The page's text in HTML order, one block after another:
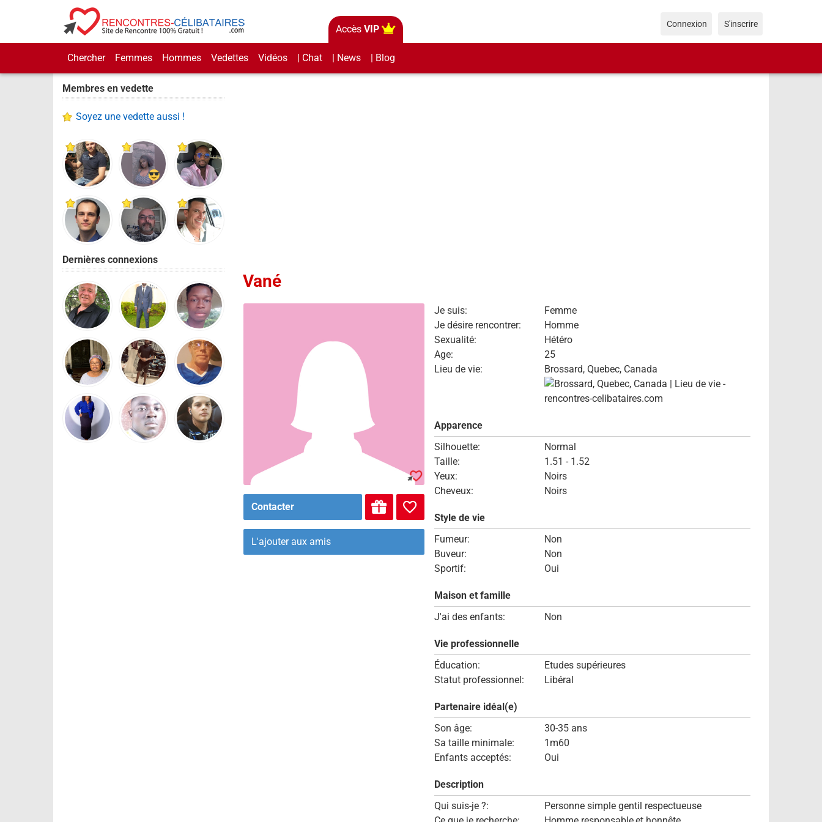
Accès VIP
Chercher Femmes Hommes Vedettes Vidéos | Chat | News | Blog
Connexion S'inscrire
Membres en vedette
Soyez une vedette aussi !
Dernières connexions
Vané
Contacter
L'ajouter aux amis
Je suis:
Femme
Je désire rencontrer:
Homme
Sexualité:
Hétéro
Age:
25
Lieu de vie:
Brossard, Quebec, Canada
Apparence
Silhouette:
Normal
Taille:
1.51 - 1.52
Yeux:
Noirs
Cheveux:
Noirs
Style de vie
Fumeur:
Non
Buveur:
Non
Sportif:
Oui
Maison et famille
J'ai des enfants:
Non
Vie professionnelle
Éducation:
Etudes supérieures
Statut professionnel:
Libéral
Partenaire idéal(e)
Son âge:
30-35 ans
Sa taille minimale:
1m60
Enfants acceptés:
Oui
Description
Qui suis-je ?:
Personne simple gentil respectueuse